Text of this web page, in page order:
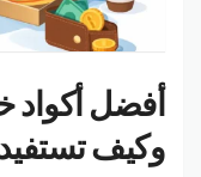
أفضل أكواد
وكيف